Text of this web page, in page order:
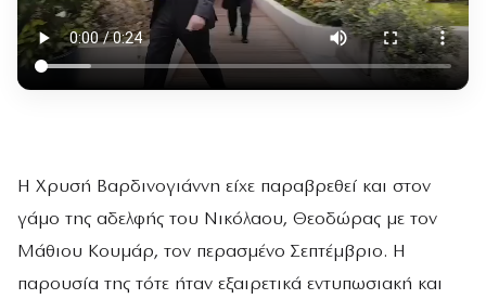
Η Χρυσή Βαρδινογιάννη είχε παραβρεθεί και στον
γάμο της αδελφής του Νικόλαου, Θεοδώρας με τον
Μάθιου Κουμάρ, τον περασμένο Σεπτέμβριο. Η
παρουσία της τότε ήταν εξαιρετικά εντυπωσιακή και